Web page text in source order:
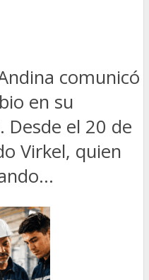
comunicó
en su
el 20 de
Virkel, quien